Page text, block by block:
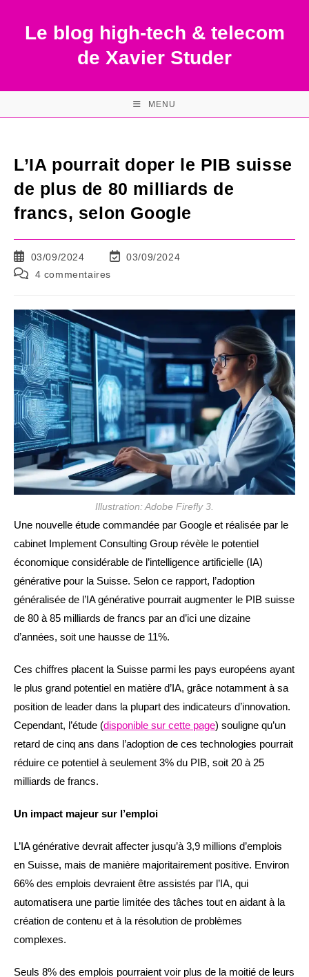
contentLe blog high-tech & telecom
de Xavier Studer
MENU
L’IA pourrait doper le PIB suisse
de plus de 80 milliards de
francs, selon Google
Publication
publiée :
03/09/2024
Dernière
publication :
03/09/2024
Commentaires
publication :
4 commentaires
Illustration: Adobe Firefly 3.
Une nouvelle étude commandée par Google et réalisée par le
cabinet Implement Consulting Group révèle le potentiel
économique considérable de l’intelligence artificielle (IA)
générative pour la Suisse. Selon ce rapport, l’adoption
généralisée de l’IA générative pourrait augmenter le PIB suisse
de 80 à 85 milliards de francs par an d’ici une dizaine
d’années, soit une hausse de 11%.
Ces chiffres placent la Suisse parmi les pays européens ayant
le plus grand potentiel en matière d’IA, grâce notamment à sa
position de leader dans la plupart des indicateurs d’innovation.
Cependant, l’étude (disponible sur cette page) souligne qu’un
retard de cinq ans dans l’adoption de ces technologies pourrait
réduire ce potentiel à seulement 3% du PIB, soit 20 à 25
milliards de francs.
Un impact majeur sur l’emploi
L’IA générative devrait affecter jusqu’à 3,9 millions d’emplois
en Suisse, mais de manière majoritairement positive. Environ
66% des emplois devraient être assistés par l’IA, qui
automatisera une partie limitée des tâches tout en aidant à la
création de contenu et à la résolution de problèmes
complexes.
Seuls 8% des emplois pourraient voir plus de la moitié de leurs